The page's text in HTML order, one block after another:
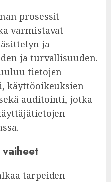
prosessit
varmistavat
ja
ja turvallisuuden.
tietojen
käyttöoikeuksien
auditointi, jotka
tarpeiden